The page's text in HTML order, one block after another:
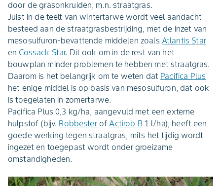
door de grasonkruiden, m.n. straatgras.
Juist in de teelt van wintertarwe wordt veel aandacht
besteed aan de straatgrasbestrijding, met de inzet van
mesosulfuron-bevattende middelen zoals Atlantis Star
en Cossack Star. Dit ook om in de rest van het
bouwplan minder problemen te hebben met straatgras.
Daarom is het belangrijk om te weten dat Pacifica Plus
het enige middel is op basis van mesosulfuron, dat ook
is toegelaten in zomertarwe.
Pacifica Plus 0,3 kg/ha, aangevuld met een externe
hulpstof (bijv. Robbester of Actirob B1 l/ha), heeft een
goede werking tegen straatgras, mits het tijdig wordt
ingezet en toegepast wordt onder groeizame
omstandigheden.